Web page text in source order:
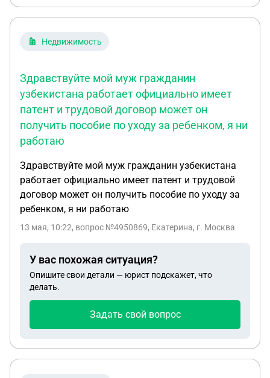
Недвижимость
Здравствуйте мой муж гражданин
узбекистана работает официально имеет
патент и трудовой договор может он
получить пособие по уходу за ребенком, я ни
работаю
Здравствуйте мой муж гражданин узбекистана
работает официально имеет патент и трудовой
договор может он получить пособие по уходу за
ребенком, я ни работаю
13 мая, 10:22, вопрос №4950869, Екатерина, г. Москва
У вас похожая ситуация?
Опишите свои детали — юрист подскажет, что
делать.
Задать свой вопрос